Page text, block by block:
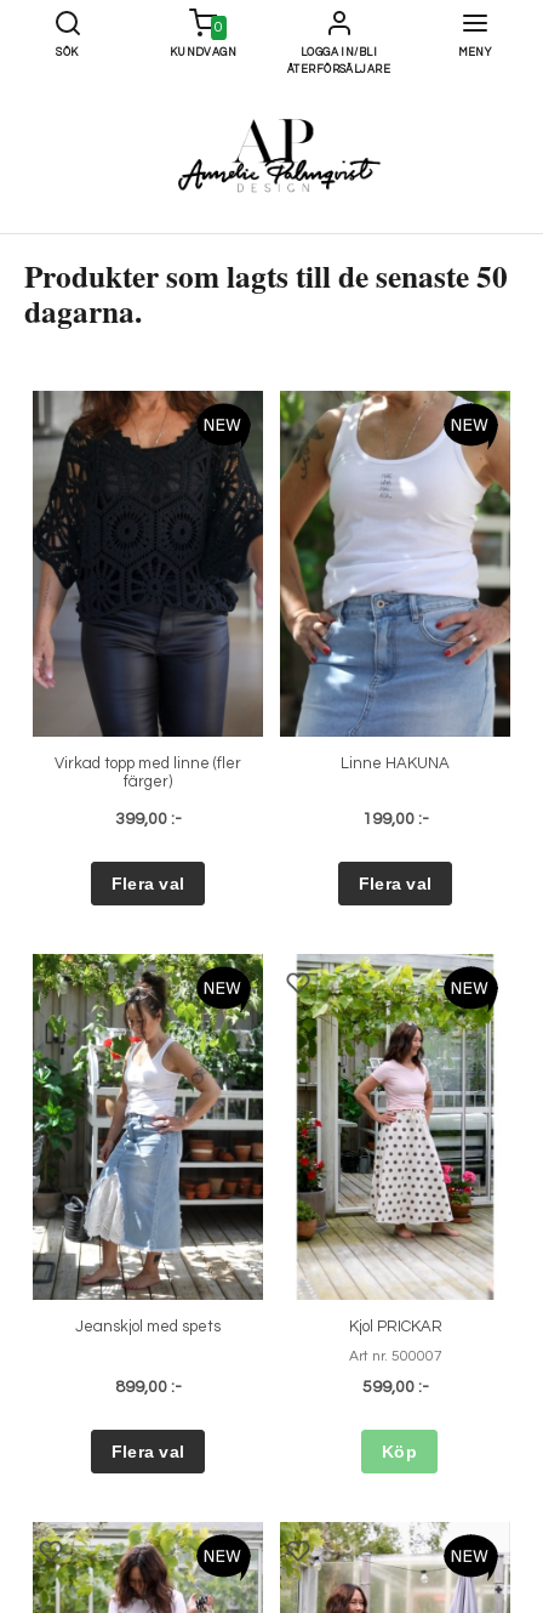
SÖK
0
KUNDVAGN
LOGGA IN/BLI
ÅTERFÖRSÄLJARE
MENY
Produkter som lagts till de senaste 50
dagarna.
Virkad topp med linne (fler
färger)
399,00 :-
Linne HAKUNA
199,00 :-
Jeanskjol med spets
899,00 :-
Kjol PRICKAR
Art nr. 500007
599,00 :-
Köp